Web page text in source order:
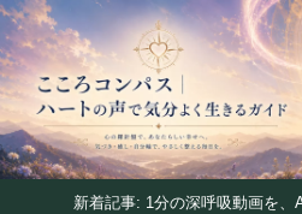
ハートの声で気分よく
こころコンパス｜ハート
ド
新着記事: 1分の深呼吸動画を、